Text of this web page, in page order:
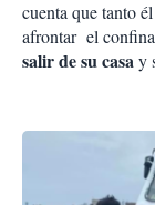
cuenta que tanto
afrontar el
salir de su casay